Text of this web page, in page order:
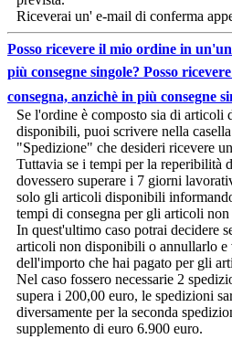
Riceverai un' e-mail di conferma
Posso ricevere il mio ordine in
più consegne singole? Posso
consegna, anzichè in più consegne
Se l'ordine è composto sia di
disponibili, puoi scrivere nella
"Spedizione" che desideri ricevere
Tuttavia se i tempi per la reperibilità
dovessero superare i 7 giorni
solo gli articoli disponibili
tempi di consegna per gli articoli
In quest'ultimo caso potrai decidere
articoli non disponibili o annullarlo e
dell'importo che hai pagato per gli
Nel caso fossero necessarie 2
supera i 200,00 euro, le spedizioni
diversamente per la seconda
supplemento di euro 6.900 euro.